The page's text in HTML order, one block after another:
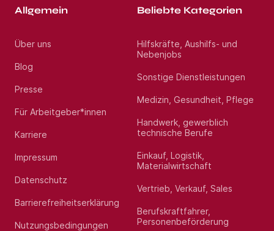
Allgemein
Über uns
Blog
Presse
Für Arbeitgeber*innen
Karriere
Impressum
Datenschutz
Barrierefreiheitserklärung
Nutzungsbedingungen
Beliebte Kategorien
Hilfskräfte, Aushilfs- und
Nebenjobs
Sonstige Dienstleistungen
Medizin, Gesundheit, Pflege
Handwerk, gewerblich
technische Berufe
Einkauf, Logistik,
Materialwirtschaft
Vertrieb, Verkauf, Sales
Berufskraftfahrer,
Personenbeförderung